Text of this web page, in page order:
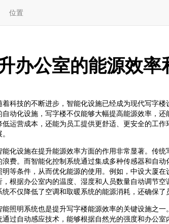
位置
办公室的能源效率
着科技的不断进步，智能化设施已经成为现代写字
自动化设施，写字楼不仅能够大幅提高能源效率，
低运营成本，还能为员工提供更舒适、更安全的工
能化设施在提升能源效率方面的作用非常显著。传
浪费。而智能化控制系统通过集成多种传感器和自
明等条件，从而优化能源的使用。例如，中设大厦
，根据办公室内的温度、湿度和人员数量自动调节
统不仅降低了空调和取暖系统的能源消耗，还确保了
能照明系统也是提升写字楼能源效率的关键设施之
通过自动感应技术，能够根据自然光的强度和办公